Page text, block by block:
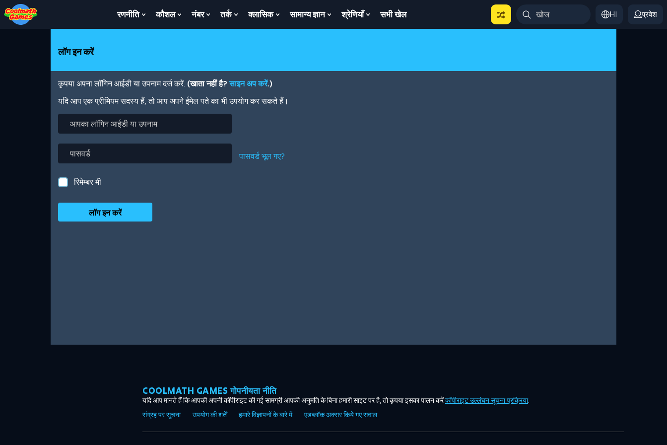
Skip
to
Top
Skip
to
Navigation
Skip
to
Main
Skip
to
Footer
Skip
to
main
रणनीति
Show
Submenu
कौशल
Show
Submenu
नंबर
Show
Submenu
तर्क
Show
Submenu
क्लासिक
Show
Submenu
सामान्य ज्ञान
Show
Submenu
श्रेणियाँ
Show
Submenu
सभी खेल HI प्रवेश
लॉग इन करें
कृपया अपना लॉगिन आईडी या उपनाम दर्ज करें. (खाता नहीं है?साइन अप करें.)
यदि आप एक प्रीमियम सदस्य हैं, तो आप अपने ईमेल पते का भी उपयोग कर सकते हैं।
लॉगिन
या
उपनाम
पासवर्ड भूल गए?
रिमेम्बर मी
COOLMATH GAMES गोपनीयता नीति
यदि आप मानते हैं कि आपकी अपनी कॉपीराइट की गई सामग्री आपकी अनुमति के बिना हमारी साइट पर है, तो कृपया इसका पालन करेंकॉपीराइट उल्लंघन सूचना प्रक्रिया.
संग्रह पर सूचना
उपयोग की शर्तें हमारे विज्ञापनों के बारे में एडब्लॉक अक्सर किये गए सवाल